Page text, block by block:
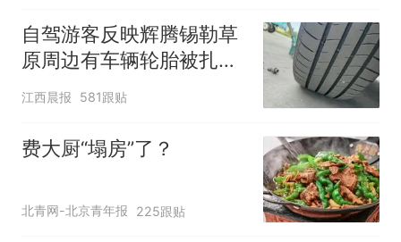
自驾游客反映辉腾锡勒草
原周边有车辆轮胎被扎，
修理店铺换胎价格高达千
江西晨报 581跟贴
费大厨“塌房”了？
北青网-北京青年报 225跟贴